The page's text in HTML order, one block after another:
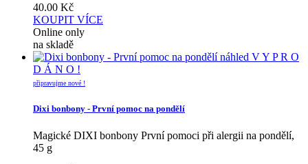
40.00 Kč
KOUPIT VÍCE
Online only
na skladě
náhled V Y P R O
D Á N O !
připravujme nové !
Dixi bonbony - První pomoc na pondělí
Magické DIXI bonbony První pomoci při alergii na pondělí,
45 g